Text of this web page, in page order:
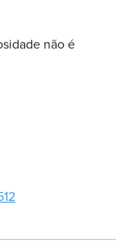
não é